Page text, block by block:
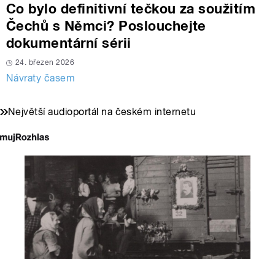
Co bylo definitivní tečkou za soužitím
Čechů s Němci? Poslouchejte
dokumentární sérii
24. březen 2026
Návraty časem
Největší audioportál na českém internetu